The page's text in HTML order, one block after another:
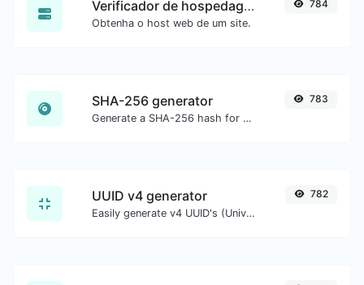
Verificador de hospedagem do site
Obtenha o host web de um site.
784
SHA-256 generator
Generate a SHA-256 hash for any string input.
783
UUID v4 generator
Easily generate v4 UUID's (Universally unique identifier) with the help of our tool.
782